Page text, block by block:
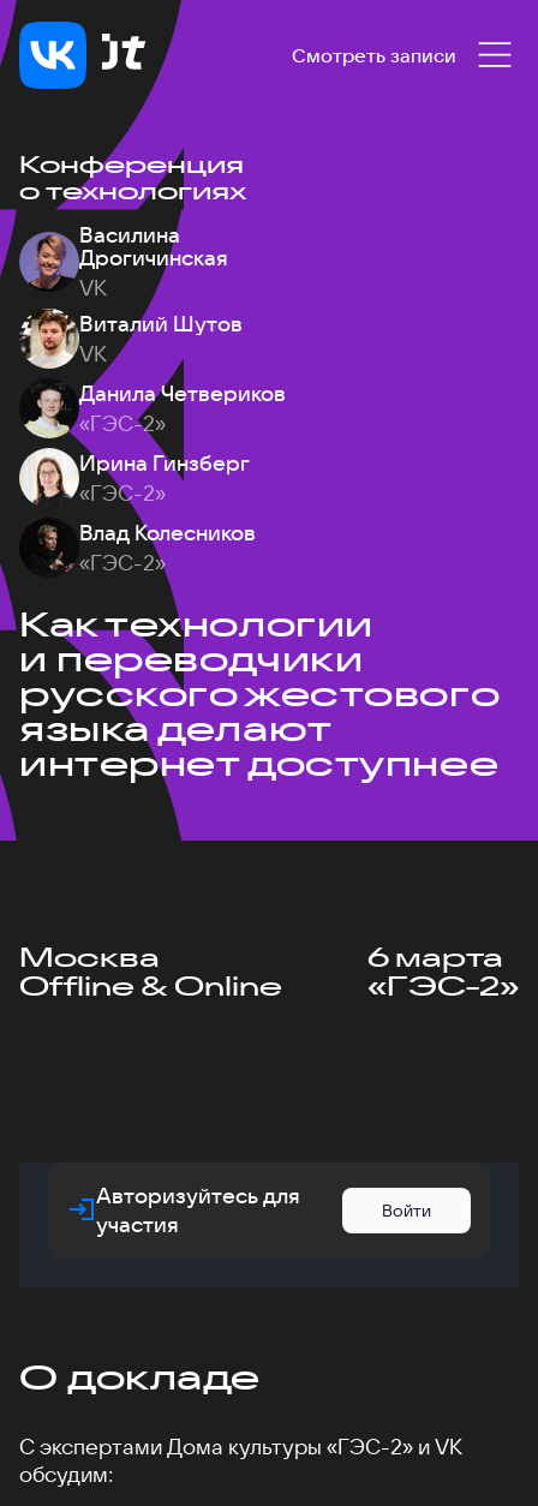
Смотреть записи
Конференция
о технологиях
Василина
Дрогичинская
VK
Виталий Шутов
VK
Данила Четвериков
«ГЭС-2»
Ирина Гинзберг
«ГЭС-2»
Влад Колесников
«ГЭС-2»
Как технологии
и переводчики
русского жестового
языка делают
интернет доступнее
Москва
Offline & Online
6 марта
«ГЭС-2»
Авторизуйтесь для
участия
Войти
О докладе
С экспертами Дома культуры «ГЭС-2» и VK
обсудим: